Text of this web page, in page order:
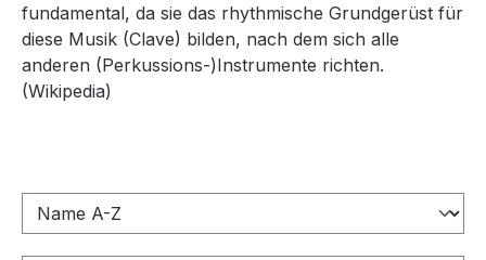
fundamental, da sie das rhythmische Grundgerüst für
diese Musik (Clave) bilden, nach dem sich alle
anderen (Perkussions-)Instrumente richten.
(Wikipedia)